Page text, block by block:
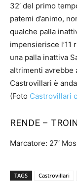
32′ del primo
patemi d’animo,
qualche palla
impensierisce
una palla inattiva
altrimenti avrebbe
Castrovillari è
(Foto Castrovillari
RENDE –
Marcatore: 27′
TAGS Castrovillari